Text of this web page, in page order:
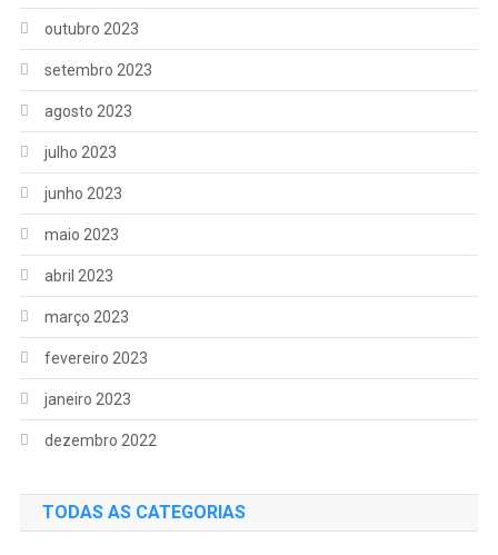
outubro 2023
setembro 2023
agosto 2023
julho 2023
junho 2023
maio 2023
abril 2023
março 2023
fevereiro 2023
janeiro 2023
dezembro 2022
TODAS AS CATEGORIAS